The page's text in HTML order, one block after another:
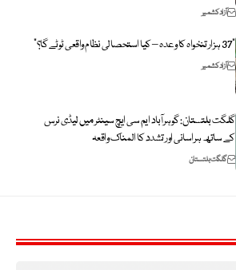
آزاد کشمیر
“37 ہزار تنخواہ کا وعدہ – کیا استحصالی نظام واقعی ٹوٹے گا؟”
آزاد کشمیر
گلگت بلتستان: گوہرآباد ایم سی ایچ سینٹر میں لیڈی نرس
کے ساتھ ہراسانی اور تشدد کا المناک واقعہ
گلگت بلتستان